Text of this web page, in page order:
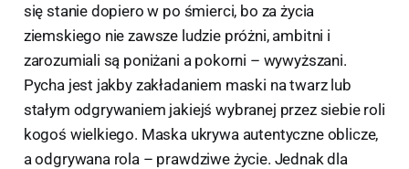
się stanie dopiero w po śmierci, bo za życia
ziemskiego nie zawsze ludzie próżni, ambitni i
zarozumiali są poniżani a pokorni – wywyższani.
Pycha jest jakby zakładaniem maski na twarz lub
stałym odgrywaniem jakiejś wybranej przez siebie roli
kogoś wielkiego. Maska ukrywa autentyczne oblicze,
a odgrywana rola – prawdziwe życie. Jednak dla